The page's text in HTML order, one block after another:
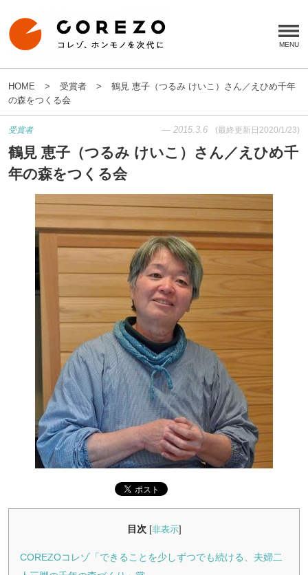
HOME 受賞者
鶴見 恵子（つるみ けいこ）さん／えひめ千年
の森をつくる会
受賞者 — 2015.3.6 (最終更新日 2020/1/23)
鶴見 恵子（つるみ けいこ）さん／えひめ千
年の森をつくる会
目次 [非表示]
COREZOコレゾ「できることを少しずつでも続ける、夫婦二